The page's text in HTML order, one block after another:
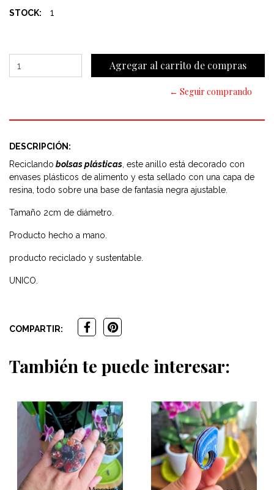
STOCK: 1
← Seguir comprando
DESCRIPCIÓN:
Reciclando bolsas plásticas , este anillo está decorado con
envases plásticos de alimento y esta sellado con una capa de
resina, todo sobre una base de fantasía negra ajustable.
Tamaño 2cm de diámetro.
Producto hecho a mano.
producto reciclado y sustentable.
UNICO.
COMPARTIR:
También te puede interesar: